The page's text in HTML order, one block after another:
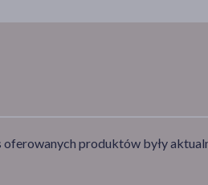
produktów były